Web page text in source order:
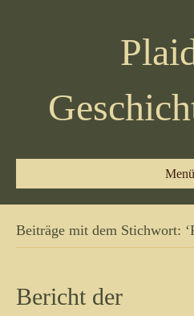
Menü
Beiträge mit dem Stichwort:
Bericht der